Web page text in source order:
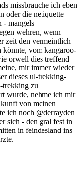
missbrauche ich eben
oder die netiquette
- mangels
wehren, wenn
zeit den vermeintlich
könnte, vom kangaroo-
orwell dies treffend
mir immer wieder
dieses ul-trekking-
trekking zu
wurde, nehme ich mir
von meinen
ich noch @derrayden
sich - den gral fest in
in feindesland ins